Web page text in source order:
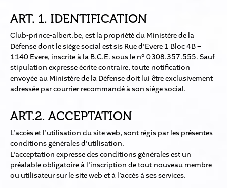
ART. 1. IDENTIFICATION
Club-prince-albert.be, est la propriété du Ministère de la
Défense dont le siège social est sis Rue d’Evere 1 Bloc 4B –
1140 Evere, inscrite à la B.C.E. sous le n° 0308.357.555. Sauf
stipulation expresse écrite contraire, toute notification
envoyée au Ministère de la Défense doit lui être exclusivement
adressée par courrier recommandé à son siège social.
ART.2. ACCEPTATION
L’accès et l’utilisation du site web, sont régis par les présentes
conditions générales d’utilisation.
L’acceptation expresse des conditions générales est un
préalable obligatoire à l’inscription de tout nouveau membre
ou utilisateur sur le site web et à l’accès à ses services.